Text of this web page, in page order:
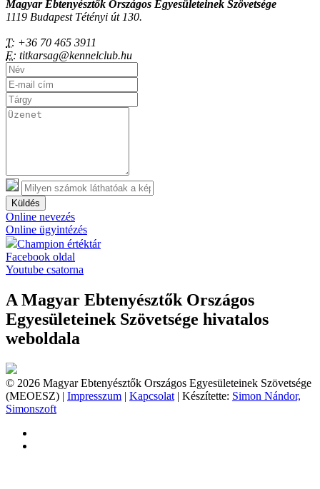
Magyar Ebtenyésztők Országos Egyesületeinek Szövetsége
1119 Budapest Tétényi út 130.
T: +36 70 465 3911
E: titkarsag@kennelclub.hu
Küldés
Online nevezés
Online ügyintézés
Champion értéktár
Facebook oldal
Youtube csatorna
A Magyar Ebtenyésztők Országos
Egyesületeinek Szövetsége hivatalos
weboldala
© 2026 Magyar Ebtenyésztők Országos Egyesületeinek Szövetsége
(MEOESZ) | Impresszum | Kapcsolat | Készítette: Simon Nándor,
Simonszoft